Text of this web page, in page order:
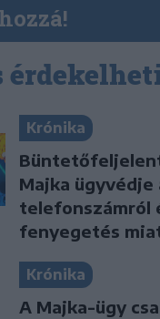
Krónika
Majka ügyvédje
telefonszámról
fenyegetés
Krónika
A Majka-ügy